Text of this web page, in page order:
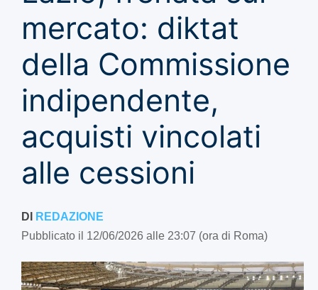
mercato: diktat
della Commissione
indipendente,
acquisti vincolati
alle cessioni
DI REDAZIONE
Pubblicato il 12/06/2026 alle 23:07 (ora di Roma)